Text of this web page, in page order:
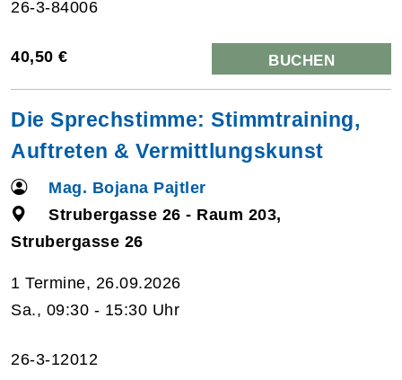
26-3-84006
40,50 € BUCHEN
Die Sprechstimme: Stimmtraining,
Auftreten & Vermittlungskunst
Mag. Bojana Pajtler
Strubergasse 26 - Raum 203,
Strubergasse 26
1 Termine, 26.09.2026
Sa., 09:30 - 15:30 Uhr
26-3-12012